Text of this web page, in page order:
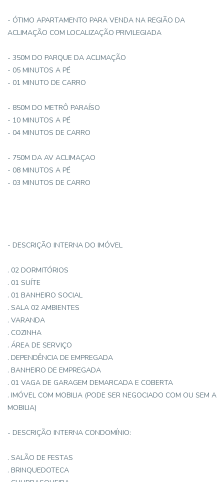
- ÓTIMO APARTAMENTO PARA VENDA NA REGIÃO DA
ACLIMAÇÃO COM LOCALIZAÇÃO PRIVILEGIADA
- 350M DO PARQUE DA ACLIMAÇÃO
- 05 MINUTOS A PÉ
- 01 MINUTO DE CARRO
- 850M DO METRÔ PARAÍSO
- 10 MINUTOS A PÉ
- 04 MINUTOS DE CARRO
- 750M DA AV ACLIMAÇAO
- 08 MINUTOS A PÉ
- 03 MINUTOS DE CARRO
- DESCRIÇÃO INTERNA DO IMÓVEL
. 02 DORMITÓRIOS
. 01 SUÍTE
. 01 BANHEIRO SOCIAL
. SALA 02 AMBIENTES
. VARANDA
. COZINHA
. ÁREA DE SERVIÇO
. DEPENDÊNCIA DE EMPREGADA
. BANHEIRO DE EMPREGADA
. 01 VAGA DE GARAGEM DEMARCADA E COBERTA
. IMÓVEL COM MOBILIA (PODE SER NEGOCIADO COM OU SEM A
MOBILIA)
- DESCRIÇÃO INTERNA CONDOMÍNIO:
. SALÃO DE FESTAS
. BRINQUEDOTECA